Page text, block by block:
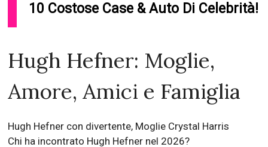
10 Costose Case & Auto Di Celebrità!
Hugh Hefner: Moglie,
Amore, Amici e Famiglia
Hugh Hefner con divertente, Moglie Crystal Harris
Chi ha incontrato Hugh Hefner nel 2026?